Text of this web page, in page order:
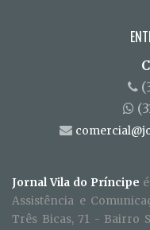
Jornal Vila do Príncipe
Assistência e
Três Bicas, 71 - Bairro